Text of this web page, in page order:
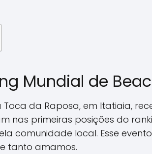
Mundial de
da Raposa, em Itatiaia,
nas primeiras posições do
comunidade local. Esse
tanto amamos.